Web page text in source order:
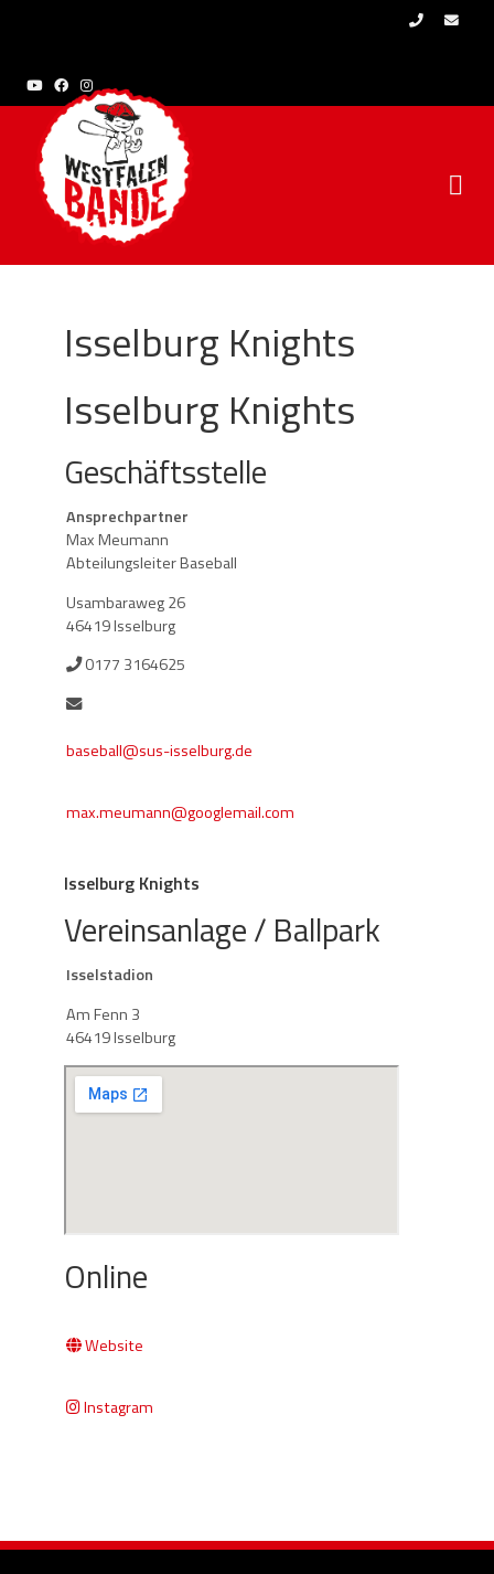
Isselburg Knights
Isselburg Knights
Geschäftsstelle
Ansprechpartner
Max Meumann
Abteilungsleiter Baseball
Usambaraweg 26
46419 Isselburg
0177 3164625
baseball@sus-isselburg.de
max.meumann@googlemail.com
Isselburg Knights
Vereinsanlage / Ballpark
Isselstadion
Am Fenn 3
46419 Isselburg
Online
Website
Instagram